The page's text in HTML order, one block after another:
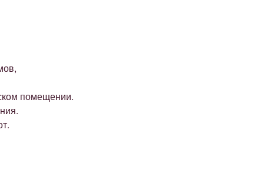
помещении.